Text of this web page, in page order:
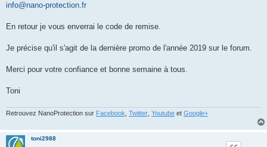
info@nano-protection.fr
En retour je vous enverrai le code de remise.
Je précise qu'il s'agit de la dernière promo de l'année 2019 sur le forum.
Merci pour votre confiance et bonne semaine à tous.
Toni
Retrouvez NanoProtection sur Facebook Twitter Youtube et Google+
toni2988